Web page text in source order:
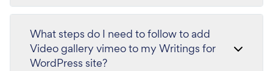
What steps do I need to follow to add
Video gallery vimeo to my Writings for
WordPress site?